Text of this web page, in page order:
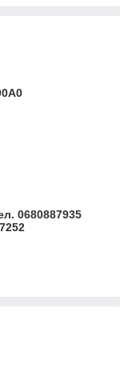
0680887935